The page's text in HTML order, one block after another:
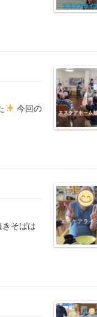
今回の
そばは